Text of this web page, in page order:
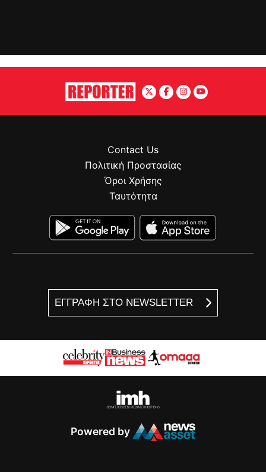
ΕΓΓΡΑΦΗ ΣΤΟ NEWSLETTER
Contact Us
Πολιτική Προστασίας
Όροι Χρήσης
Ταυτότητα
Powered by